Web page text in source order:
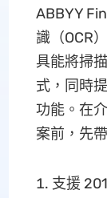
ABBYY
識（OCR
具能將掃
式，同時
功能。在
案前，先
支援